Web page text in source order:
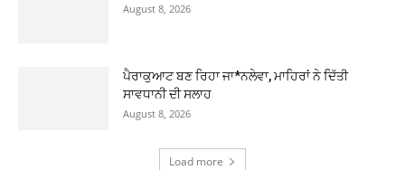
August 8, 2026
ਪੈਰਾਕੁਆਟ ਬਣ ਰਿਹਾ ਜਾ*ਨਲੇਵਾ, ਮਾਹਿਰਾਂ ਨੇ ਦਿੱਤੀ
ਸਾਵਧਾਨੀ ਦੀ ਸਲਾਹ
August 8, 2026
Load more